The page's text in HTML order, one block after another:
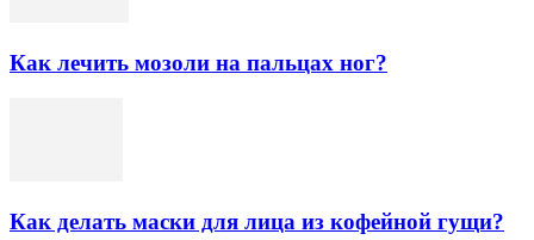
Как лечить мозоли на пальцах ног?
Как делать маски для лица из кофейной гущи?